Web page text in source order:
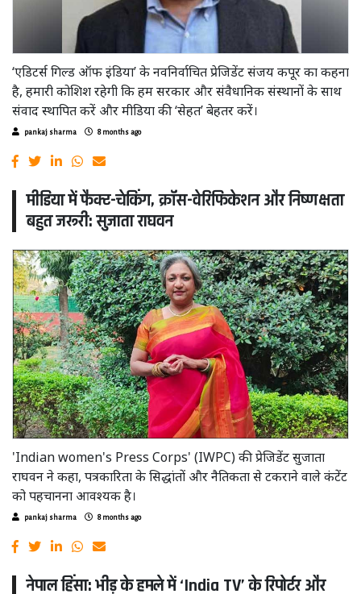
‘एडिटर्स गिल्ड ऑफ इंडिया’ के नवनिर्वाचित प्रेजिडेंट संजय कपूर का कहना
है, हमारी कोशिश रहेगी कि हम सरकार और संवैधानिक संस्थानों के साथ
संवाद स्थापित करें और मीडिया की ‘सेहत’ बेहतर करें।
pankaj sharma 8 months ago
मीडिया में फैक्ट-चेकिंग, क्रॉस-वेरिफिकेशन और निष्पक्षता
बहुत जरूरी: सुजाता राघवन
'Indian women's Press Corps' (IWPC) की प्रेजिडेंट सुजाता
राघवन ने कहा, पत्रकारिता के सिद्धांतों और नैतिकता से टकराने वाले कंटेंट
को पहचानना आवश्यक है।
pankaj sharma 8 months ago
नेपाल हिंसा: भीड़ के हमले में ‘India TV’ के रिपोर्टर और